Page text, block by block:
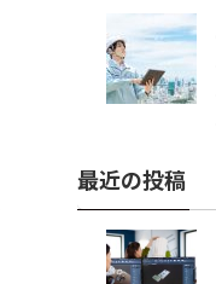
最近の投稿